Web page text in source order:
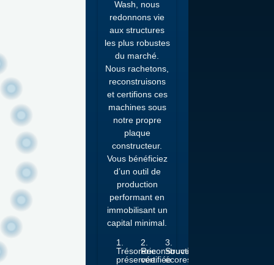
Wash, nous
redonnons vie
aux structures
les plus robustes
du marché.
Nous rachetons,
reconstruisons
et certifions ces
machines sous
notre propre
plaque
constructeur.
Vous bénéficiez
d’un outil de
production
performant en
immobilisant un
capital minimal.
1.
Trésorerie
préservée
2.
Reconstruction
certifiée
3.
Souveraineté
écoresponsable